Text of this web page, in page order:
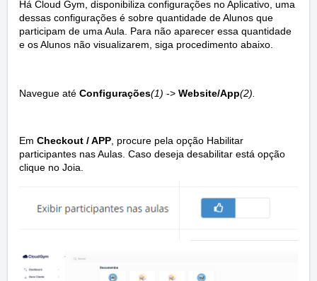
Há Cloud Gym, disponibiliza configurações no Aplicativo, uma
dessas configurações é sobre quantidade de Alunos que
participam de uma Aula. Para não aparecer essa quantidade
e os Alunos não visualizarem, siga procedimento abaixo.
Navegue até Configurações(1) -> Website/App(2).
Em Checkout / APP, procure pela opção Habilitar
participantes nas Aulas. Caso deseja desabilitar está opção
clique no Joia.